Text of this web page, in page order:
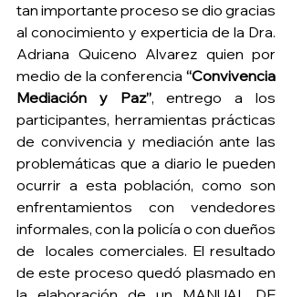
tan importante proceso se dio gracias
al conocimiento y experticia de la Dra.
Adriana Quiceno Alvarez quien por
medio de la conferencia “Convivencia
Mediación y Paz”, entrego a los
participantes, herramientas prácticas
de convivencia y mediación ante las
problemáticas que a diario le pueden
ocurrir a esta población, como son
enfrentamientos con vendedores
informales, con la policía o con dueños
de  locales comerciales. El resultado
de este proceso quedó plasmado en